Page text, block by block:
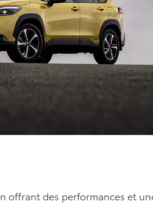
offrant des performances et